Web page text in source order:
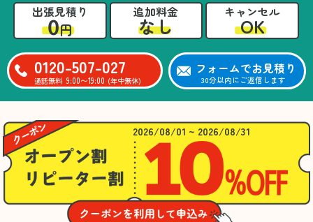
出張見積り
0円
追加料金
なし
キャンセル
OK
0120-507-027
通話無料 9:00〜19:00 (年中無休)
フォームでお見積り
30分以内にご返信します
2026/08/01 ~ 2026/08/31